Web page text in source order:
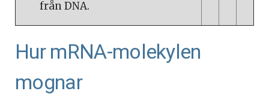
från DNA.
Hur mRNA-molekylen
mognar